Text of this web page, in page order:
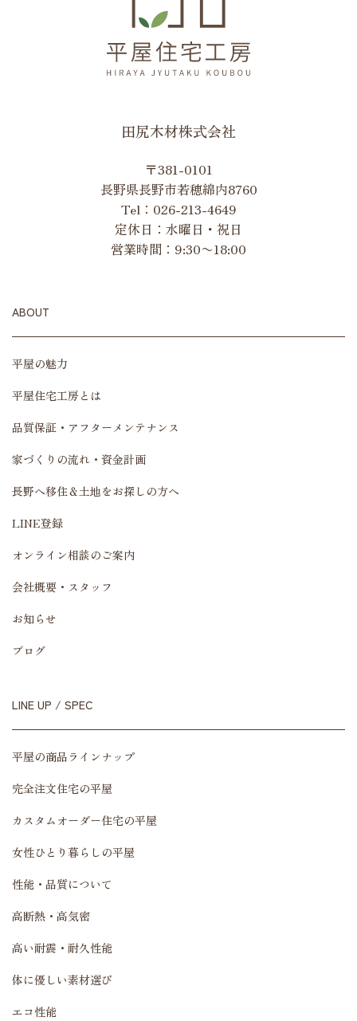
田尻木材株式会社
〒381-0101
長野県長野市若穂綿内8760
Tel： 026-213-4649
定休日：水曜日・祝日
営業時間：9:30〜18:00
ABOUT
平屋の魅力
平屋住宅工房とは
品質保証・アフターメンテナンス
家づくりの流れ・資金計画
長野へ移住＆土地をお探しの方へ
LINE登録
オンライン相談のご案内
会社概要・スタッフ
お知らせ
ブログ
LINE UP / SPEC
平屋の商品ラインナップ
完全注文住宅の平屋
カスタムオーダー住宅の平屋
女性ひとり暮らしの平屋
性能・品質について
高断熱・高気密
高い耐震・耐久性能
体に優しい素材選び
エコ性能